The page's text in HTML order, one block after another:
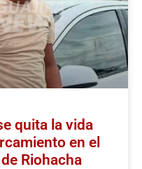
quita la vida
en el
Riohacha